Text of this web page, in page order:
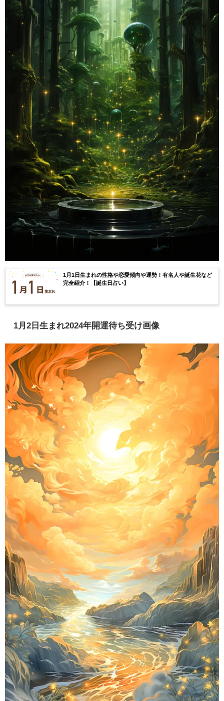
1月1日生まれの性格や恋愛傾向や運勢！有名人や誕生花など
完全紹介！【誕生日占い】
1月2日生まれ2024年開運待ち受け画像